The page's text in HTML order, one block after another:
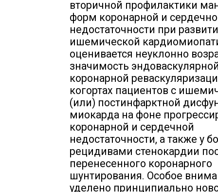
вторичной профилактики
форм коронарной и
недостаточности при
ишемической
оценивается неуклонно
значимость
коронарной
когортах пациентов с
(или) постинфарктной
миокарда на фоне
коронарной и сердечной
недостаточности, а также у
рецидивами стенокардии
перенесенного коронарного
шунтирования. Особое
уделено принципиально